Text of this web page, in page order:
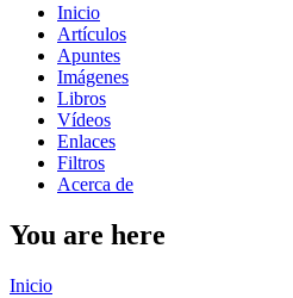
Inicio
Artículos
Apuntes
Imágenes
Libros
Vídeos
Enlaces
Filtros
Acerca de
You are here
Inicio